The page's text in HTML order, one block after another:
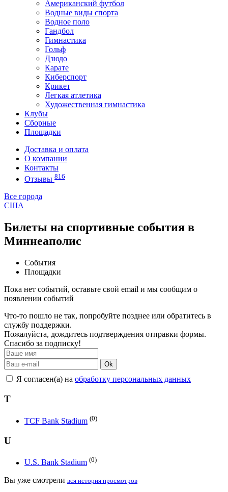
Американский футбол
Водные виды спорта
Водное поло
Гандбол
Гимнастика
Гольф
Дзюдо
Карате
Киберспорт
Крикет
Легкая атлетика
Художественная гимнастика
Клубы
Сборные
Площадки
Доставка и оплата
О компании
Контакты
Отзывы 816
Все города
США
Билеты на спортивные события в
Миннеаполис
События
Площадки
Пока нет событий, оставьте свой email и мы сообщим о
появлении событий
Что-то пошло не так, попробуйте позднее или обратитесь в
службу поддержки.
Пожалуйста, дождитесь подтверждения отправки формы.
Спасибо за подписку!
Ok
Я согласен(а) на обработку персональных данных
T
TCF Bank Stadium (0)
U
U.S. Bank Stadium (0)
Вы уже смотрели вся история просмотров